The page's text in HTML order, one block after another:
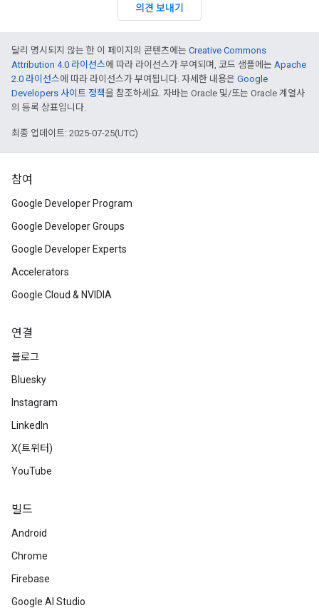
의견 보내기
달리 명시되지 않는 한 이 페이지의 콘텐츠에는 Creative Commons
Attribution 4.0 라이선스에 따라 라이선스가 부여되며, 코드 샘플에는 Apache
2.0 라이선스에 따라 라이선스가 부여됩니다. 자세한 내용은 Google
Developers 사이트 정책을 참조하세요. 자바는 Oracle 및/또는 Oracle 계열사
의 등록 상표입니다.
최종 업데이트: 2025-07-25(UTC)
참여
Google Developer Program
Google Developer Groups
Google Developer Experts
Accelerators
Google Cloud & NVIDIA
연결
블로그
Bluesky
Instagram
LinkedIn
X(트위터)
YouTube
빌드
Android
Chrome
Firebase
Google AI Studio